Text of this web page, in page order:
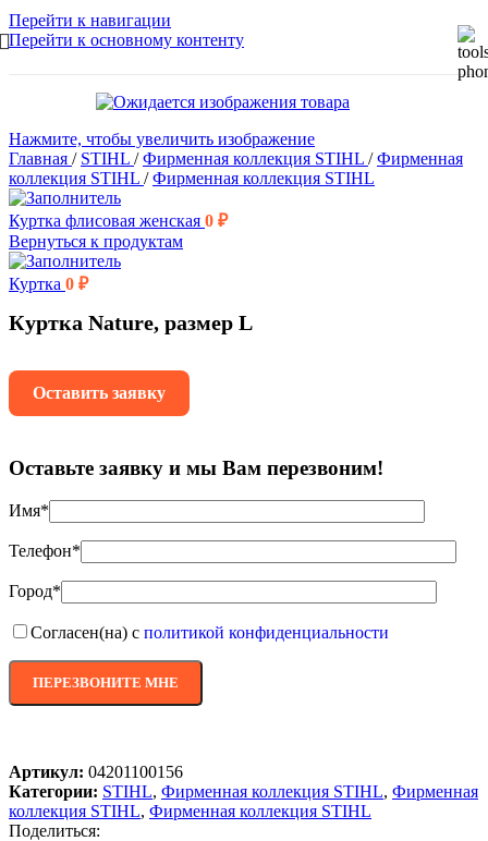
Перейти к навигации
Перейти к основному контенту
Нажмите, чтобы увеличить изображение
Главная / STIHL / Фирменная коллекция STIHL / Фирменная
коллекция STIHL / Фирменная коллекция STIHL
Куртка флисовая женская 0 ₽
Вернуться к продуктам
Куртка 0 ₽
Куртка Nature, размер L
Оставить заявку
Оставьте заявку и мы Вам перезвоним!
Имя*
Телефон*
Город*
Согласен(на) с политикой конфиденциальности
Артикул: 04201100156
Категории: STIHL, Фирменная коллекция STIHL, Фирменная
коллекция STIHL, Фирменная коллекция STIHL
Поделиться: